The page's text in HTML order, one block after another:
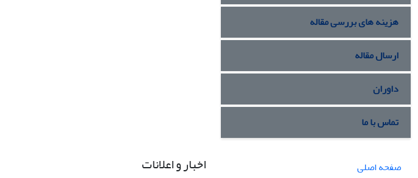
هزینه های بررسی مقاله
ارسال مقاله
داوران
تماس با ما
صفحه اصلی
اخبار و اعلانات